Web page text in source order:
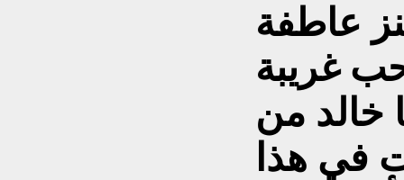
عاطفة
غريبة
خالد من
في هذا